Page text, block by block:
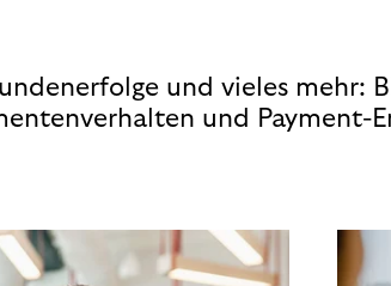
und vieles mehr:
und Payment-